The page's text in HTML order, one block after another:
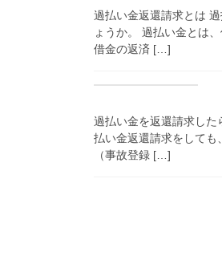
過払い金返還請求とは
ょうか。 過払い金とは
借金の返済 […]
過払い金を返還請求した
払い金返還請求をしても
（事故登録 […]